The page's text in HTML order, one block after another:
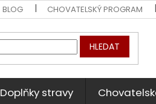
BLOG CHOVATELSKÝ PROGRAM
HLEDAT
Doplňky stravy